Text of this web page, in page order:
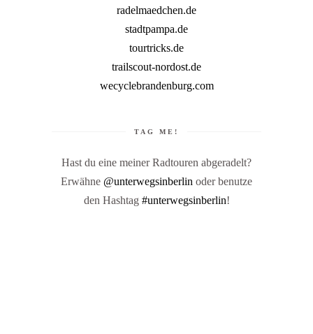
radelmaedchen.de
stadtpampa.de
tourtricks.de
trailscout-nordost.de
wecyclebrandenburg.com
TAG ME!
Hast du eine meiner Radtouren abgeradelt?
Erwähne @unterwegsinberlin oder benutze
den Hashtag #unterwegsinberlin!